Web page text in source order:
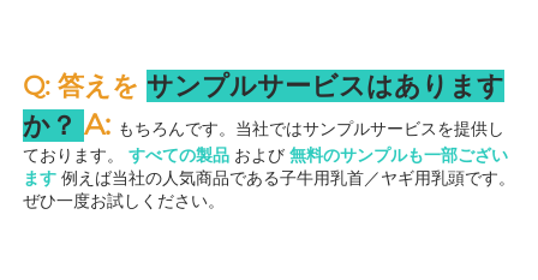
Q: 答えを サンプルサービスはあります
か？ A: もちろんです。当社ではサンプルサービスを提供し
ております。 すべての製品 および 無料のサンプルも一部ござい
ます 例えば当社の人気商品である子牛用乳首／ヤギ用乳頭です。
ぜひ一度お試しください。